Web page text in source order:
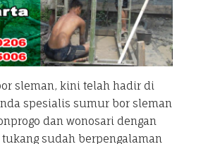
sleman, kini telah hadir di
spesialis sumur bor sleman
dan wonosari dengan
sudah berpengalaman